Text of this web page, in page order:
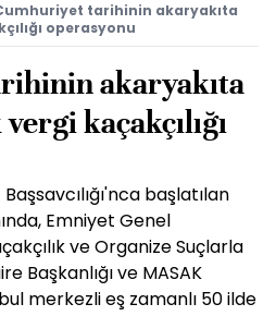
tarihinin akaryakıta
operasyonu
akaryakıta
kaçakçılığı
başlatılan
Emniyet Genel
ve Organize Suçlarla
Başkanlığı ve MASAK
merkezli eş zamanlı 50 ilde